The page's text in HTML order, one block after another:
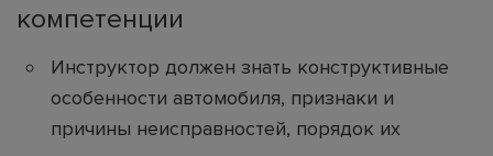
компетенции
Инструктор должен знать конструктивные
особенности автомобиля, признаки и
причины неисправностей, порядок их